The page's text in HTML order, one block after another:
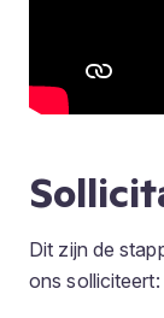
Dit zijn de
ons solliciteert: